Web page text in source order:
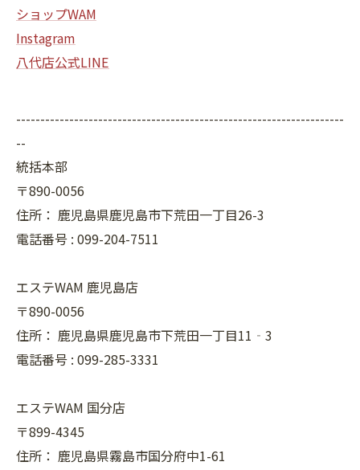
ショップWAM
Instagram
八代店公式LINE
--------------------------------------------------------------------
--
統括本部
〒890-0056
住所： 鹿児島県鹿児島市下荒田一丁目26-3
電話番号 : 099-204-7511
エステWAM 鹿児島店
〒890-0056
住所： 鹿児島県鹿児島市下荒田一丁目11‐3
電話番号 : 099-285-3331
エステWAM 国分店
〒899-4345
住所： 鹿児島県霧島市国分府中1-61